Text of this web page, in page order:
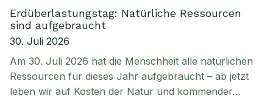
Erdüberlastungstag: Natürliche Ressourcen
sind aufgebraucht
30. Juli 2026
Am 30. Juli 2026 hat die Menschheit alle natürlichen
Ressourcen für dieses Jahr aufgebraucht – ab jetzt
leben wir auf Kosten der Natur und kommender…